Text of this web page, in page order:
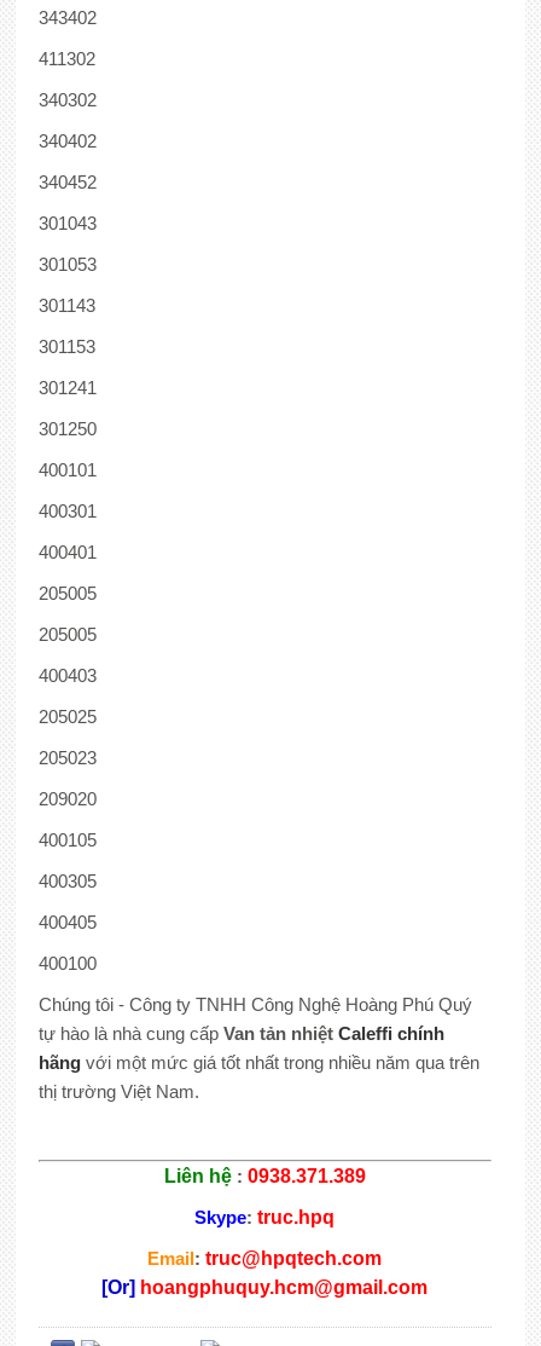
343402
411302
340302
340402
340452
301043
301053
301143
301153
301241
301250
400101
400301
400401
205005
205005
400403
205025
205023
209020
400105
400305
400405
400100
Chúng tôi - Công ty TNHH Công Nghệ Hoàng Phú Quý
tự hào là nhà cung cấp Van tản nhiệt Caleffi chính
hãngvới một mức giá tốt nhất trong nhiều năm qua trên
thị trường Việt Nam.
Liên hệ: 0938.371.389
Skype:truc.hpq
Email:truc@hpqtech.com
[Or] hoangphuquy.hcm@gmail.com